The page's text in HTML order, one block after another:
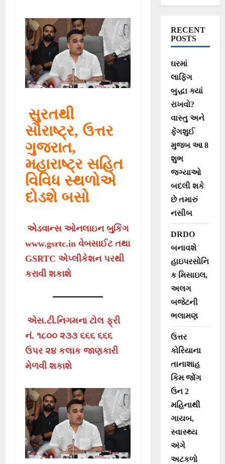
એકસ્ટ્રા બસો
દોડાવશે: ગૃહ
રાજ્યમંત્રી હર્ષ
સંઘવી
સુરતથી
સૌરાષ્ટ્ર, ઉત્તર
ગુજરાત,
મહારાષ્ટ્ર સહિત
વિવિધ સ્થળોએ
દોડશે બસો
એડવાન્સ ઓનલાઇન બુકિંગ
www.gsrtc.in વેબસાઈટ તથા
GSRTC એપ્લીકેશન પરથી
કરાવી શકાશે
એસ.ટી.નિગમના ટોલ ફ્રી
નં. ૧૮૦૦ ૨૩૩ ૬૬૬ ૬૬૬
ઉપર ૨૪ કલાક જાણકારી
મેળવી શકાશે
RECENT
POSTS
ઘરમાં
લાફિંગ
બુદ્ધા ક્યાં
રાખવો?
વાસ્તુ અને
ફેંગશુઈ
મુજબ આ 8
શુભ
જગ્યાઓ
બદલી શકે
છે તમારું
નસીબ
DRDO
બનાવશે
હાઇપરસોનિ
ક મિસાઇલ,
અલગ
બજેટની
ભલામણ
ઉત્તર
કોરિયાના
તાનાશાહ
કિમ જોંગ
ઉન 2
મહિનાથી
ગાયબ,
સ્વાસ્થ્ય
અંગે
અટકળો